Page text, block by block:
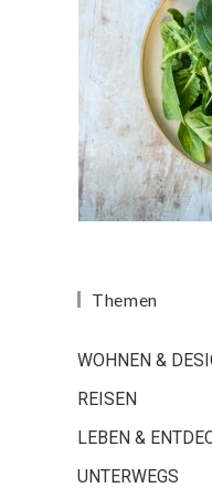
Themen
WOHNEN &
REISEN
LEBEN &
UNTERWEGS